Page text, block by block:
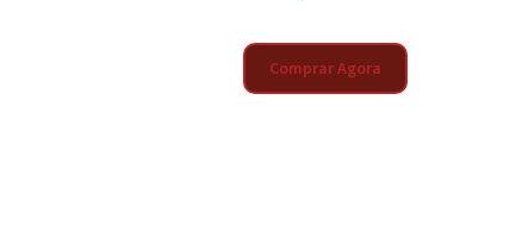
Comprar Agora